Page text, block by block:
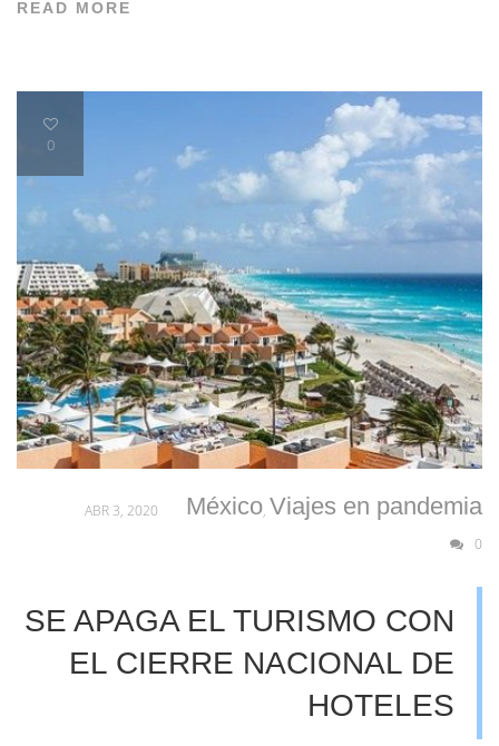
READ MORE
0
México, Viajes en pandemia
ABR 3, 2020
0
SE APAGA EL TURISMO CON
EL CIERRE NACIONAL DE
HOTELES